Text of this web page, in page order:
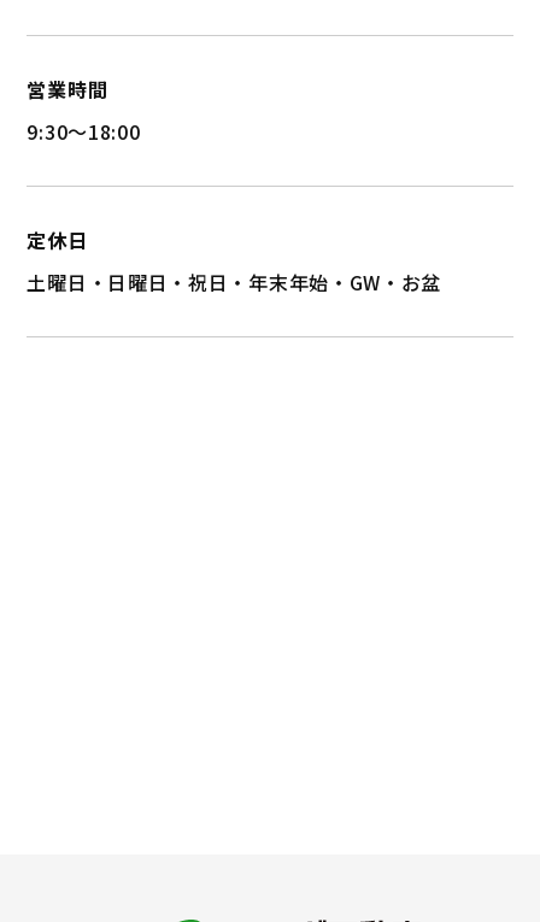
営業時間
9:30〜18:00
定休日
土曜日・日曜日・祝日・年末年始・GW・お盆